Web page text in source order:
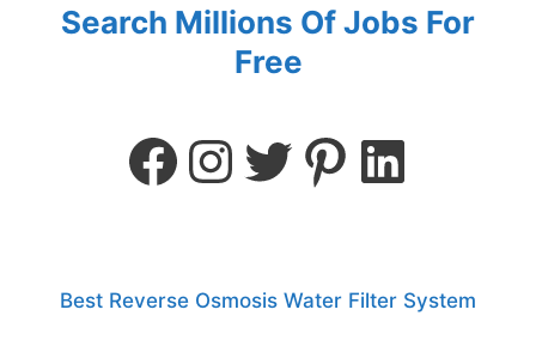
Search Millions Of Jobs For
Free
Best Reverse Osmosis Water Filter System